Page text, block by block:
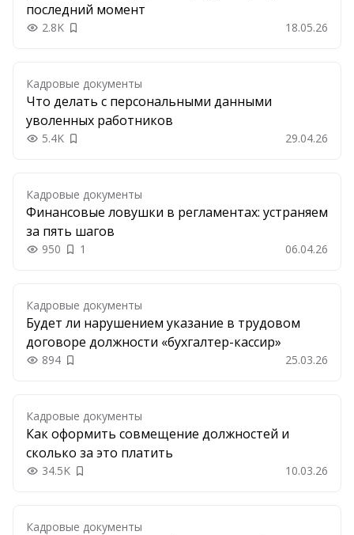
последний момент
2.8K Добавить в закладки 18.05.26
Кадровые документы
Что делать с персональными данными
уволенных работников
5.4K Добавить в закладки 29.04.26
Кадровые документы
Финансовые ловушки в регламентах: устраняем
за пять шагов
950 1 06.04.26
Кадровые документы
Будет ли нарушением указание в трудовом
договоре должности «бухгалтер-кассир»
894 Добавить в закладки 25.03.26
Кадровые документы
Как оформить совмещение должностей и
сколько за это платить
34.5K Добавить в закладки 10.03.26
Кадровые документы